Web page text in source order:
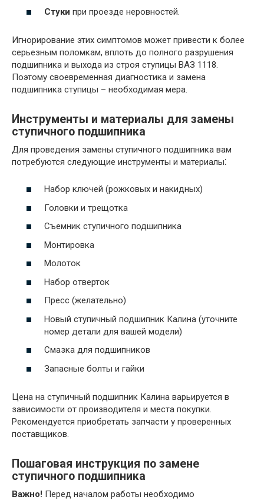
Стуки при проезде неровностей.
Игнорирование этих симптомов может привести к более
серьезным поломкам, вплоть до полного разрушения
подшипника и выхода из строя ступицы ВАЗ 1118.
Поэтому своевременная диагностика и замена
подшипника ступицы – необходимая мера.
Инструменты и материалы для замены
ступичного подшипника
Для проведения замены ступичного подшипника вам
потребуются следующие инструменты и материалы⁚
Набор ключей (рожковых и накидных)
Головки и трещотка
Съемник ступичного подшипника
Монтировка
Молоток
Набор отверток
Пресс (желательно)
Новый ступичный подшипник Калина (уточните
номер детали для вашей модели)
Смазка для подшипников
Запасные болты и гайки
Цена на ступичный подшипник Калина варьируется в
зависимости от производителя и места покупки.
Рекомендуется приобретать запчасти у проверенных
поставщиков.
Пошаговая инструкция по замене
ступичного подшипника
Важно! Перед началом работы необходимо